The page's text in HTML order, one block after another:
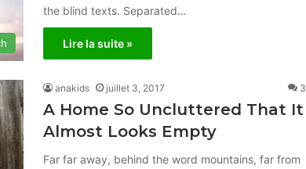
the blind texts. Separated…
Lire la suite »
anakids juillet 3, 2017 3
A Home So Uncluttered That It
Almost Looks Empty
Far far away, behind the word mountains, far from